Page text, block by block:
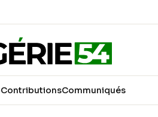
ContributionsCommuniqués